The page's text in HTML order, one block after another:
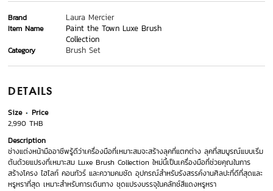
Brand Laura Mercier
Item Name
Paint the Town Luxe Brush
Collection
Category Brush Set
DETAILS
Size
Price
2,990 THB
Description
ช่างแต่งหน้ามืออาชีพรู้ดีว่าเครื่องมือที่เหมาะสมจะสร้างลุคที่แตกต่าง ลุคที่สมบูรณ์แบบเริ่ม
ต้นด้วยแปรงที่เหมาะสม Luxe Brush Collection ใหม่นี้เป็นเครื่องมือที่ช่วยคุณในการ
สร้างโครง ไฮไลท์ คอนทัวร์ และความคมชัด อุปกรณ์สำหรับรังสรรค์งานศิลปะที่ดีที่สุดและ
หรูหราที่สุด เหมาะสำหรับการเดินทาง ชุดแปรงบรรจุในคลัทช์สีแดงหรูหรา